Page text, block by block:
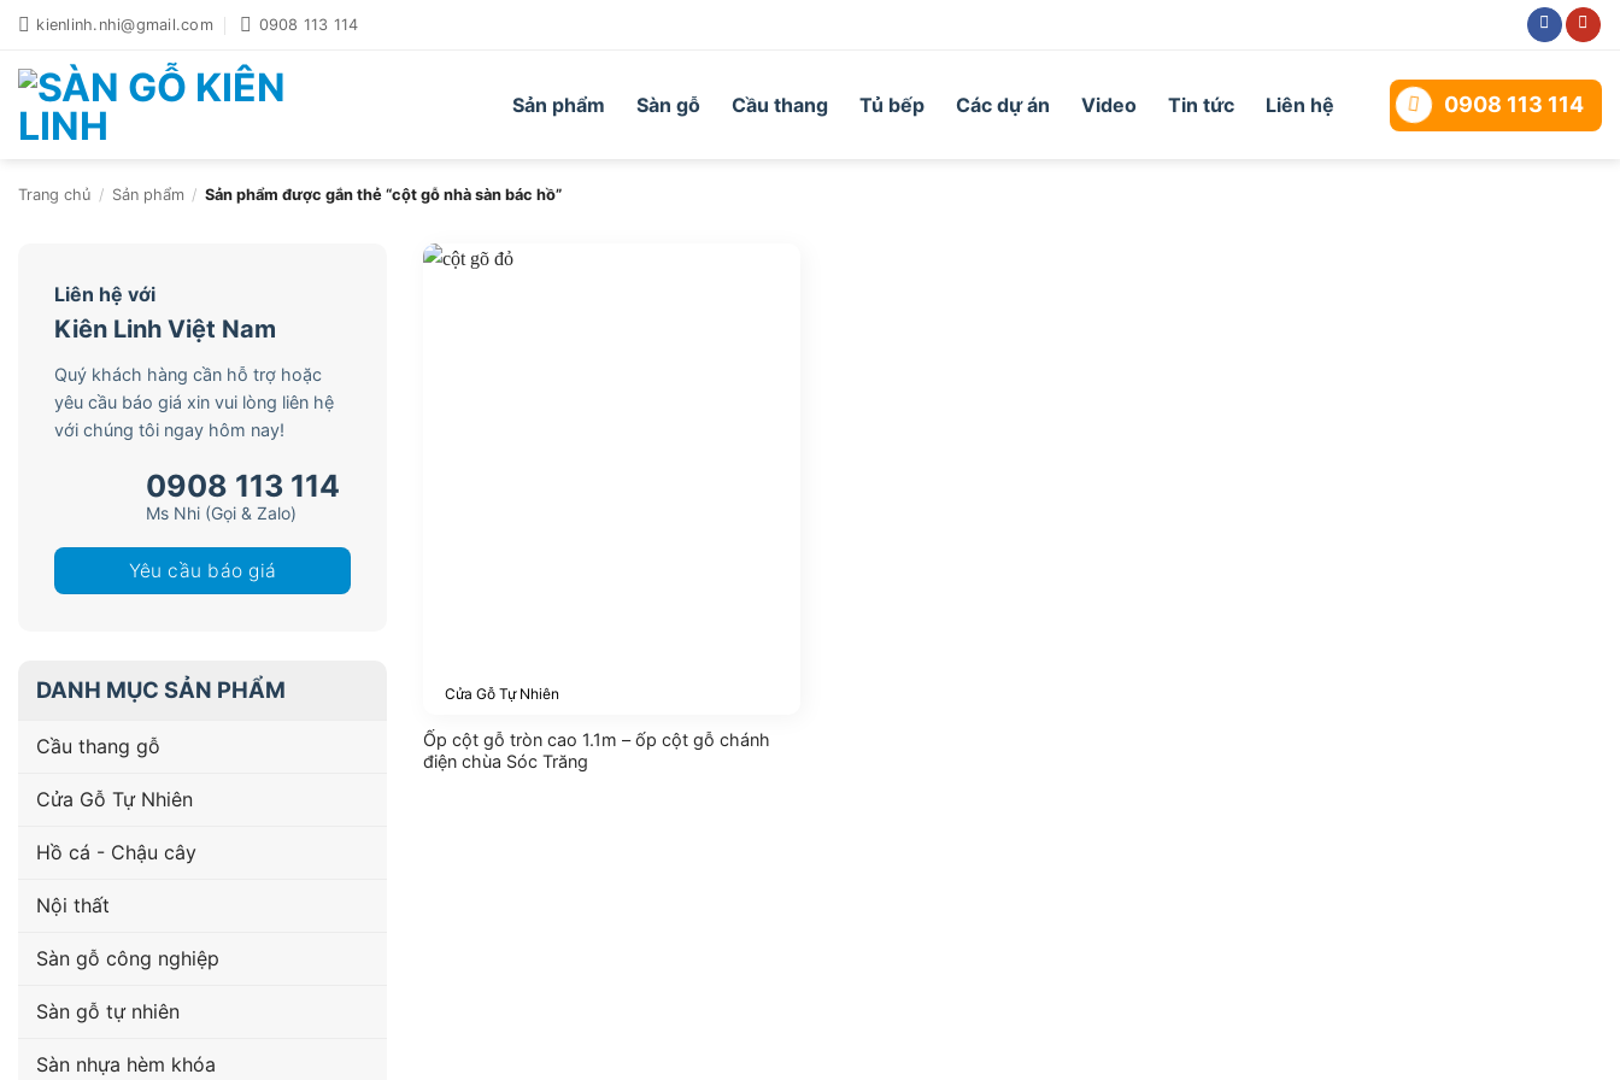
Bỏ
nội
dung
kienlinh.nhi@gmail.com 0908 113 114
Sản phẩm Sàn gỗ Cầu thang Tủ bếp Các dự án Video Tin tức Liên hệ 0908 113 114
Trang chủ / Sản phẩm / Sản phẩm được gắn thẻ “cột gỗ nhà sàn bác hồ”
Liên hệ với
Kiên Linh Việt Nam
Quý khách hàng cần hỗ trợ hoặc
yêu cầu báo giá xin vui lòng liên hệ
với chúng tôi ngay hôm nay!
0908 113 114
Ms Nhi (Gọi & Zalo)
Yêu cầu báo giá
DANH MỤC SẢN PHẨM
Cầu thang gỗ
Cửa Gỗ Tự Nhiên
Hồ cá - Chậu cây
Nội thất
Sàn gỗ công nghiệp
Sàn gỗ tự nhiên
Sàn nhựa hèm khóa
Cửa Gỗ Tự Nhiên
Ốp cột gỗ tròn cao 1.1m – ốp cột gỗ chánh
điện chùa Sóc Trăng